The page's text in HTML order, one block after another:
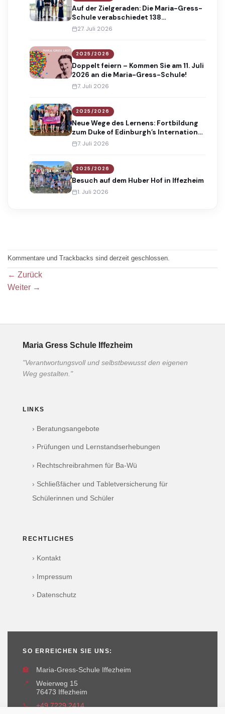
Auf der Zielgeraden: Die Maria-Gress-
Schule verabschiedet 138
Absolventinnen und Absolventen
27. Juli 2026
2025/2026
Doppelt feiern – Kommen Sie am 11. Juli
2026 an die Maria-Gress-Schule!
7. Juli 2026
2025/2026
Neue Wege des Lernens: Fortbildung
zum Duke of Edinburgh’s International
Award
7. Juli 2026
2025/2026
Besuch auf dem Huber Hof in Iffezheim
1. Juli 2026
Kommentare und Trackbacks sind derzeit geschlossen.
← Zurück
Weiter →
Maria Gress Schule Iffezheim
"Verantwortungsvoll und selbstbewusst den eigenen
Weg gestalten."
LINKS
› Beratungsangebote
› Prüfungen und Lernstandserhebungen
› Rechtschreibrahmen für Ba-Wü
› Schließfächer und Tabletversicherung für
Schülerinnen und Schüler
RECHTLICHES
› Kontakt
› Impressum
› Datenschutz
SO ERREICHEN SIE UNS:
🏫
Maria-Gress-Schule Iffezheim
📍
Weierweg 15
76473 Iffezheim
📞
+49 7229 2414